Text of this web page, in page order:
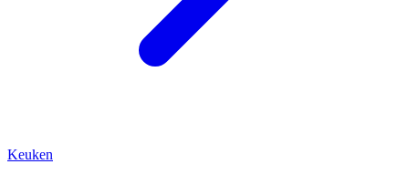
Keuken